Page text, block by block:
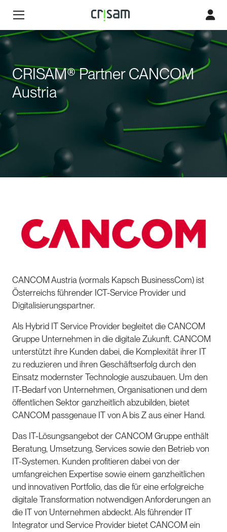
CRISAM® Partner CANCOM
Austria
CANCOM Austria (vormals Kapsch BusinessCom) ist
Österreichs führender ICT-Service Provider und
Digitalisierungspartner.
Als Hybrid IT Service Provider begleitet die CANCOM
Gruppe Unternehmen in die digitale Zukunft. CANCOM
unterstützt ihre Kunden dabei, die Komplexität ihrer IT
zu reduzieren und ihren Geschäftserfolg durch den
Einsatz modernster Technologie auszubauen. Um den
IT-Bedarf von Unternehmen, Organisationen und dem
öffentlichen Sektor ganzheitlich abzubilden, bietet
CANCOM passgenaue IT von A bis Z aus einer Hand.
Das IT-Lösungsangebot der CANCOM Gruppe enthält
Beratung, Umsetzung, Services sowie den Betrieb von
IT-Systemen. Kunden profitieren dabei von der
umfangreichen Expertise sowie einem ganzheitlichen
und innovativen Portfolio, das die für eine erfolgreiche
digitale Transformation notwendigen Anforderungen an
die IT von Unternehmen abdeckt. Als führender IT
Integrator und Service Provider bietet CANCOM ein